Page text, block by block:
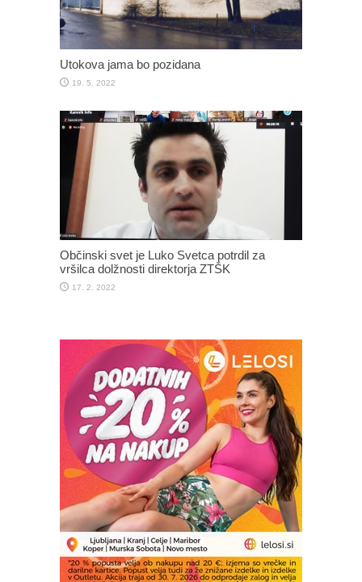
Utokova jama bo pozidana
19. 5. 2022
Občinski svet je Luko Svetca potrdil za
vršilca dolžnosti direktorja ZTŠK
17. 2. 2022